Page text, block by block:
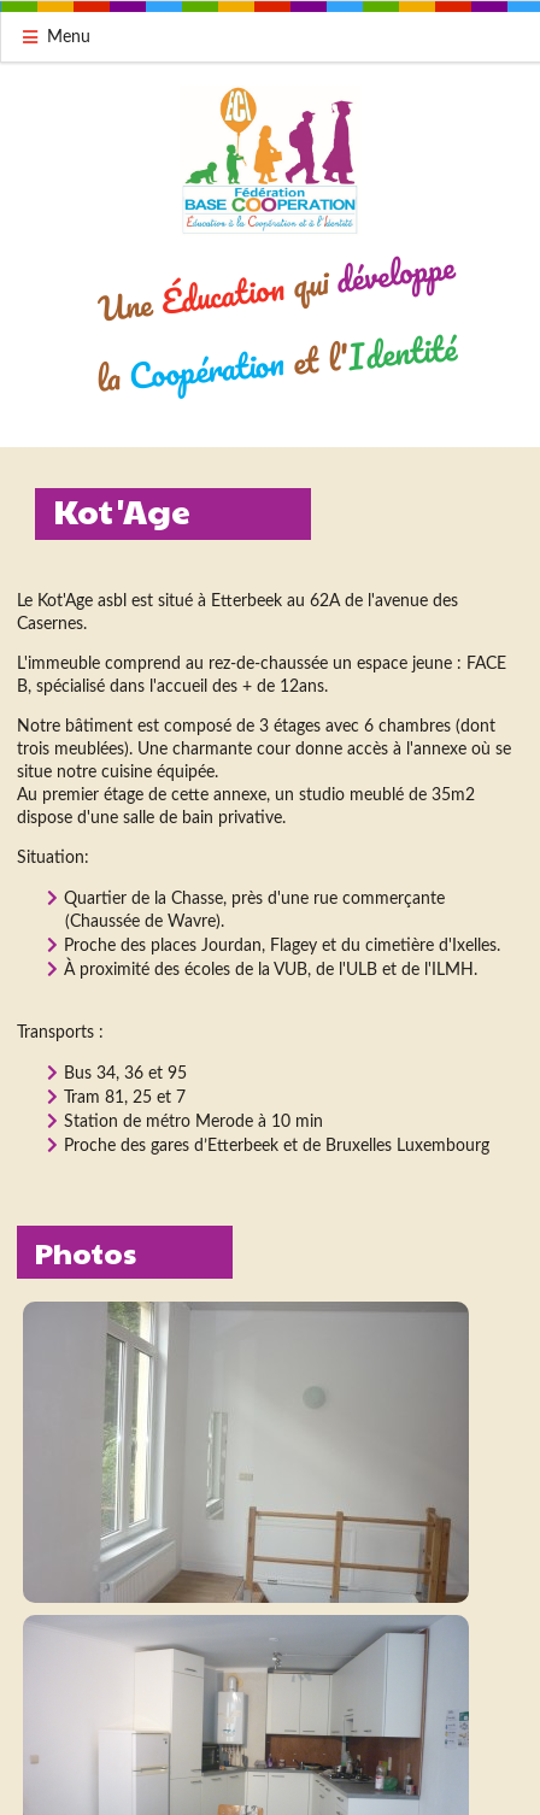
UneÉducationquidéveloppe
laCoopérationet l'Identité
Menu
Kot'Age
Le Kot'Age asbl est situé à Etterbeek au 62A de l'avenue des
Casernes.
L'immeuble comprend au rez-de-chaussée un espace jeune : FACE
B, spécialisé dans l'accueil des + de 12ans.
Notre bâtiment est composé de 3 étages avec 6 chambres (dont
trois meublées). Une charmante cour donne accès à l'annexe où se
situe notre cuisine équipée.
Au premier étage de cette annexe, un studio meublé de 35m2
dispose d'une salle de bain privative.
Situation:
Quartier de la Chasse, près d'une rue commerçante
(Chaussée de Wavre).
Proche des places Jourdan, Flagey et du cimetière d'Ixelles.
À proximité des écoles de la VUB, de l'ULB et de l'ILMH.
Transports :
Bus 34, 36 et 95
Tram 81, 25 et 7
Station de métro Merode à 10 min
Proche des gares d’Etterbeek et de Bruxelles Luxembourg
Photos